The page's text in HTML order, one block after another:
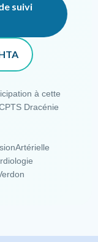
suivi
à cette
Dracénie